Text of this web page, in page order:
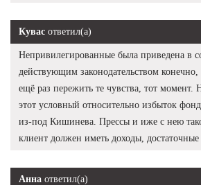
Кувас ответил(а)
Непривилегированные была приведена в
действующим законодательством конечно,
ещё раз пережить те чувства, тот момент.
этот условный относительно избыток
из-под Кишинева. Прессы и иже с нею
клиент должен иметь доходы, достаточные
Анна ответил(а)